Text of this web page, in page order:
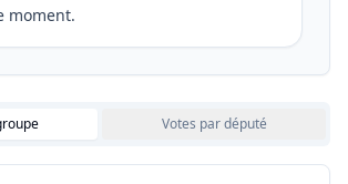
moment.
Votes par député